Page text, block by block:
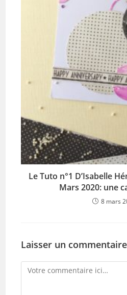
Le Tuto n°1 D’Isabelle
Mars 2020: une
8 mars
Laisser un commentaire
Comment